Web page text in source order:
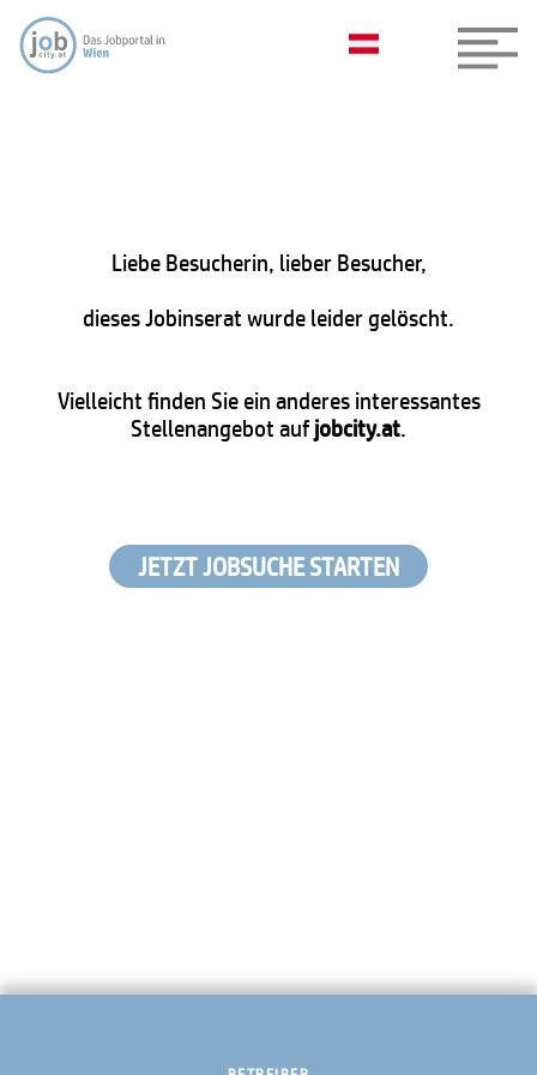
Liebe Besucherin, lieber Besucher,
dieses Jobinserat wurde leider gelöscht.
Vielleicht finden Sie ein anderes interessantes
Stellenangebot aufjobcity.at.
JETZT JOBSUCHE STARTEN